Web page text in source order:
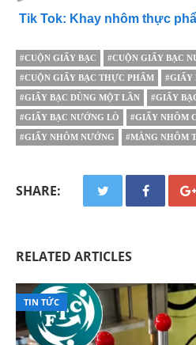
Tik Tok: Khay nhôm thực
#CUỘN GIẤY BẠC #CUỘN GIẤY BẠC
#CUỘN GIẤY BẠC THỰC PHẨM #GIẤY
#GIẤY BẠC DÙNG MỘT LẦN #GIẤY
#GIẤY BẠC NƯỚNG LÒ #GIẤY NHÔM
#GIẤY NHÔM NƯỚNG #MÀNG NHÔM
SHARE:
RELATED ARTICLES
TIN TỨC